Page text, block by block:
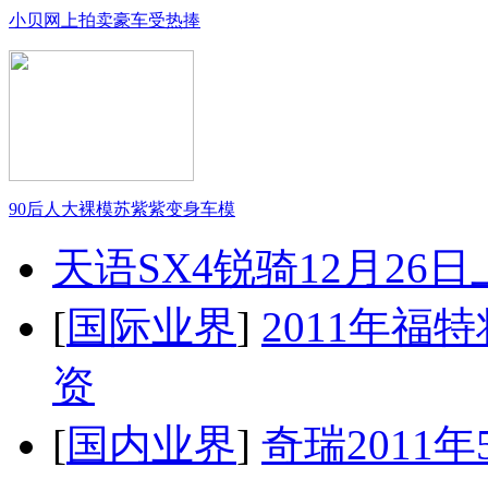
小贝网上拍卖豪车受热捧
90后人大裸模苏紫紫变身车模
天语SX4锐骑12月26
[国际业界] 2011年福
资
[国内业界] 奇瑞2011